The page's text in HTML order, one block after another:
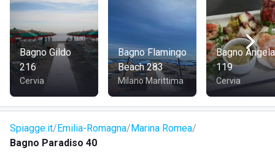
Bagno Gildo
216
Cervia
Bagno Flamingo
Beach 283
Milano Marittima
Bagno Angela
119
Cervia
Spiagge.it Emilia-Romagna Marina Romea
Bagno Paradiso 40